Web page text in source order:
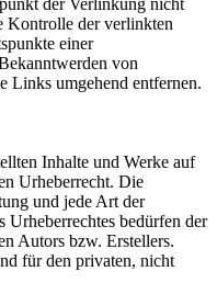
Kontrolle der verlinkten
einer
von
Links umgehend entfernen.
Inhalte und Werke auf
Urheberrecht. Die
und jede Art der
Urheberrechtes bedürfen der
Autors bzw. Erstellers.
für den privaten, nicht